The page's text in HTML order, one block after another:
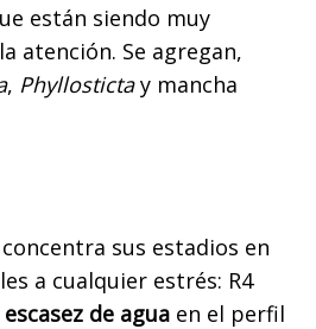
están siendo muy
atención. Se agregan,
, Phyllostictay mancha
concentra sus estadios en
a cualquier estrés: R4
escasez de agua en el perfil